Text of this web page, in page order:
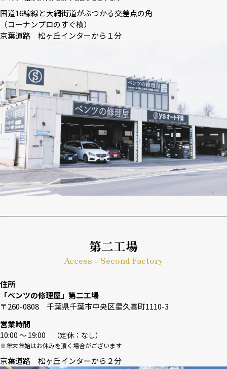
国道16線線と大網街道がぶつかる交差点の角
（コーナンプロのすぐ横）
京葉道路 松ヶ丘インターから１分
第二工場
Access - Second Factory
住所
「ベンツの修理屋」第二工場
〒260-0808 千葉県千葉市中央区星久喜町1110-3
営業時間
10:00 〜 19:00 （定休：なし）
※年末年始はお休みを頂く場合がございます
京葉道路 松ヶ丘インターから２分